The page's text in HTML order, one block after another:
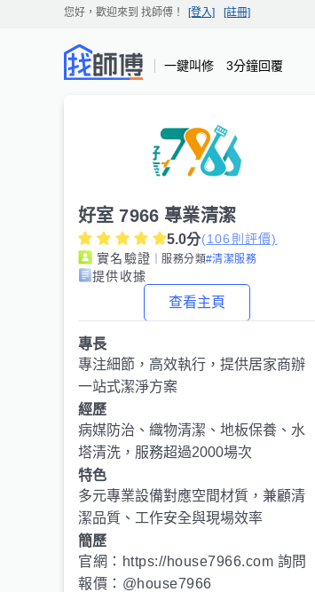
您好，歡迎來到 找師傅 ！ [登入] [註冊]
一鍵叫修 3分鐘回覆
好室 7966 專業清潔
5.0分(106 則評價)
實名驗證 ｜服務分類#清潔服務
提供收據
查看主頁
專長
專注細節，高效執行，提供居家商辦
一站式潔淨方案
經歷
病媒防治、織物清潔、地板保養、水
塔清洗，服務超過2000場次
特色
多元專業設備對應空間材質，兼顧清
潔品質、工作安全與現場效率
簡歷
官網：https://house7966.com 詢問
報價：@house7966